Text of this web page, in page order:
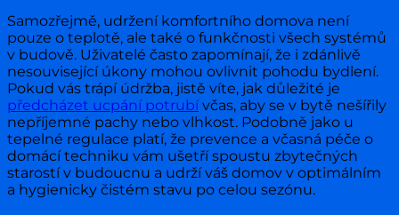
Samozřejmě, udržení komfortního domova není
pouze o teplotě, ale také o funkčnosti všech systémů
v budově. Uživatelé často zapomínají, že i zdánlivě
nesouvisející úkony mohou ovlivnit pohodu bydlení.
Pokud vás trápí údržba, jistě víte, jak důležité je
předcházet ucpání potrubívčas, aby se v bytě nešířily
nepříjemné pachy nebo vlhkost. Podobně jako u
tepelné regulace platí, že prevence a včasná péče o
domácí techniku vám ušetří spoustu zbytečných
starostí v budoucnu a udrží váš domov v optimálním
a hygienicky čistém stavu po celou sezónu.